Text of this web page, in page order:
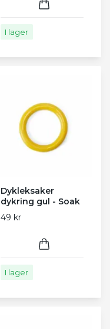
I lager
Dykleksaker
dykring gul - Soak
49 kr
I lager